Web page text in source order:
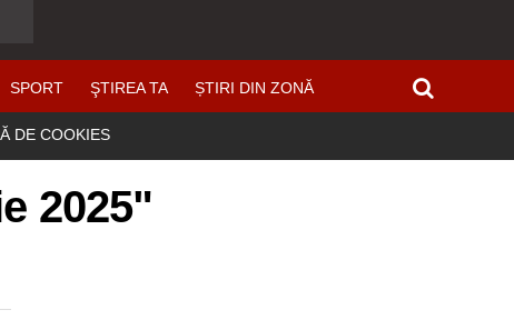
SPORT ŞTIREA TA ȘTIRI DIN ZONĂ
DE COOKIES
2025"